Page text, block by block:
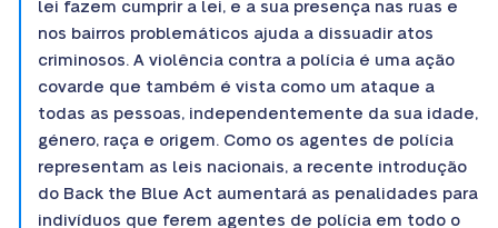
lei fazem cumprir a lei, e a sua presença nas ruas e
nos bairros problemáticos ajuda a dissuadir atos
criminosos. A violência contra a polícia é uma ação
covarde que também é vista como um ataque a
todas as pessoas, independentemente da sua idade,
género, raça e origem. Como os agentes de polícia
representam as leis nacionais, a recente introdução
do Back the Blue Act aumentará as penalidades para
indivíduos que ferem agentes de polícia em todo o